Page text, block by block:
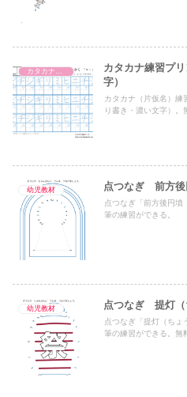
カタカナ練習プリント
カタカナ練習プ
字）
カタカナ（片仮名）
り書き・濃い文字）。
幼児教材 点つなぎ 前方後
点つなぎ「前方後円墳
筆の練習ができる。
幼児教材 点つなぎ 提灯（
点つなぎ「提灯（ちょ
筆の練習ができる。無